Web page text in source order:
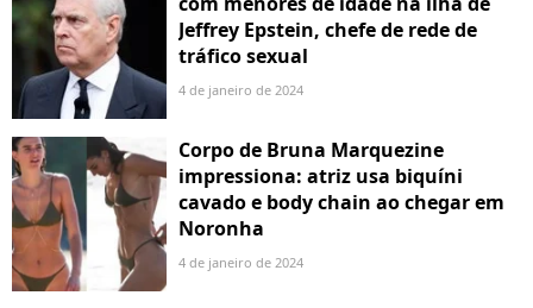
Jeffrey Epstein, chefe de rede de
tráfico sexual
4 de janeiro de 2024
Corpo de Bruna Marquezine
impressiona: atriz usa biquíni
cavado e body chain ao chegar em
Noronha
4 de janeiro de 2024